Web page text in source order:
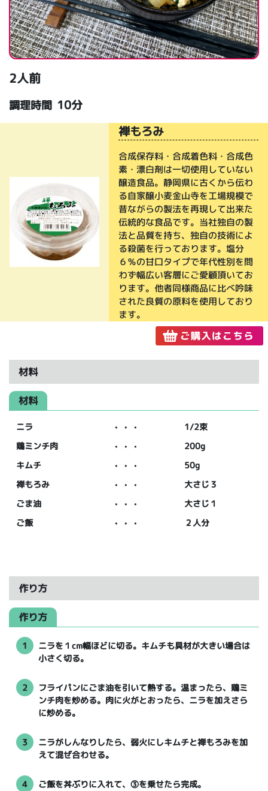
2人前
調理時間 10分
禅もろみ
合成保存料・合成着色料・合成色
素・漂白剤は一切使用していない
醸造食品。静岡県に古くから伝わ
る自家醸小麦金山寺を工場規模で
昔ながらの製法を再現して出来た
伝統的な食品です。当社独自の製
法と品質を持ち、独自の技術によ
る殺菌を行っております。塩分
６％の甘口タイプで年代性別を問
わず幅広い客層にご愛顧頂いてお
ります。他者同様商品に比べ吟味
された良質の原料を使用しており
ます。
材料
材料
ニラ ・・・
1/2束
鶏ミンチ肉
・・・
200g
キムチ
・・・
50g
禅もろみ
・・・
大さじ３
ごま油
・・・
大さじ１
ご飯
・・・ ２人分
作り方
作り方
1
ニラを１cm幅ほどに切る。キムチも具材が大きい場合は
小さく切る。
2
フライパンにごま油を引いて熱する。温まったら、鶏ミ
ンチ肉を炒める。肉に火がとおったら、ニラを加えさら
に炒める。
3
ニラがしんなりしたら、弱火にしキムチと禅もろみを加
えて混ぜ合わせる。
4 ご飯を丼ぶりに入れて、③を乗せたら完成。